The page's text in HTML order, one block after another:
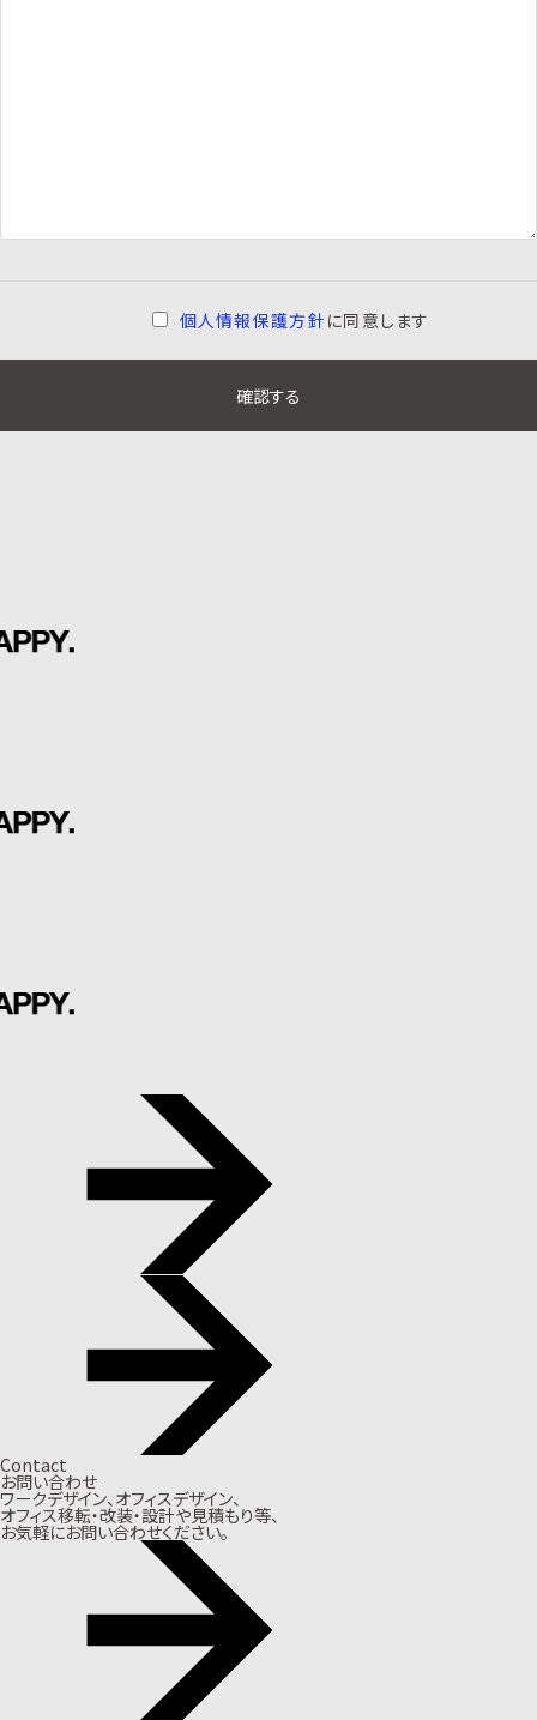
個人情報保護方針 に同意します
Contact
お問い合わせ
ワークデザイン、オフィスデザイン、
オフィス移転・改装・設計や見積もり等、
お気軽にお問い合わせください。